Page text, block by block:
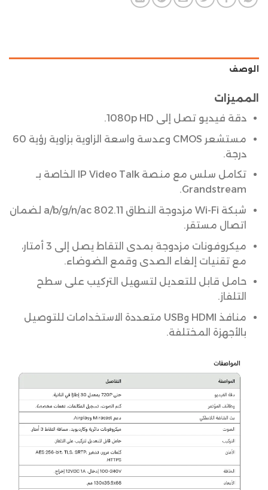
الوصف
المميزات
دقة فيديو تصل إلى 1080p HD.
مستشعر CMOS وعدسة واسعة الزاوية بزاوية رؤية 60
درجة.
تكامل سلس مع منصة IP Video Talk الخاصة بـ
Grandstream.
شبكة Wi-Fi مزدوجة النطاق 802.11 a/b/g/n/ac لضمان
اتصال مستقر.
ميكروفونات مزدوجة بمدى التقاط يصل إلى 3 أمتار،
مع تقنيات إلغاء الصدى وقمع الضوضاء.
حامل قابل للتعديل لتسهيل التركيب على سطح
التلفاز.
منافذ HDMI وUSB متعددة الاستخدامات للتوصيل
بالأجهزة المختلفة.